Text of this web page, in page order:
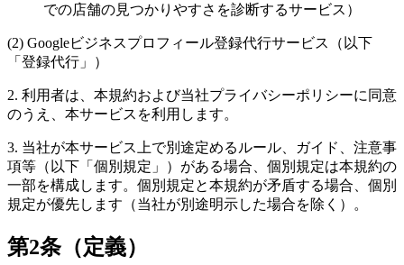
での店舗の見つかりやすさを診断するサービス）
(2) Googleビジネスプロフィール登録代行サービス（以下
「登録代行」）
2. 利用者は、本規約および当社プライバシーポリシーに同意
のうえ、本サービスを利用します。
3. 当社が本サービス上で別途定めるルール、ガイド、注意事
項等（以下「個別規定」）がある場合、個別規定は本規約の
一部を構成します。個別規定と本規約が矛盾する場合、個別
規定が優先します（当社が別途明示した場合を除く）。
第2条（定義）